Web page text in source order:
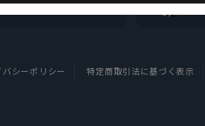
バシーポリシー 特定商取引法に基づく表示